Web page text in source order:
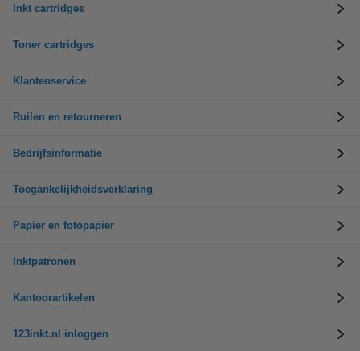
Inkt cartridges
Toner cartridges
Klantenservice
Ruilen en retourneren
Bedrijfsinformatie
Toegankelijkheidsverklaring
Papier en fotopapier
Inktpatronen
Kantoorartikelen
123inkt.nl inloggen